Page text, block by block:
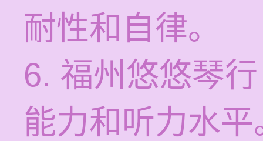
耐性和自律。
6. 福州悠悠琴
能力和听力水平